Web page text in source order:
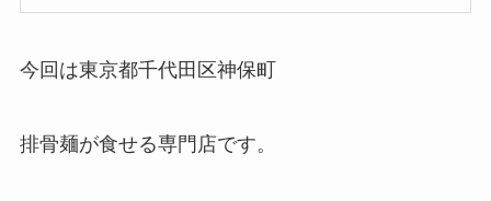
今回は東京都千代田区神保町
排骨麺が食せる専門店です。